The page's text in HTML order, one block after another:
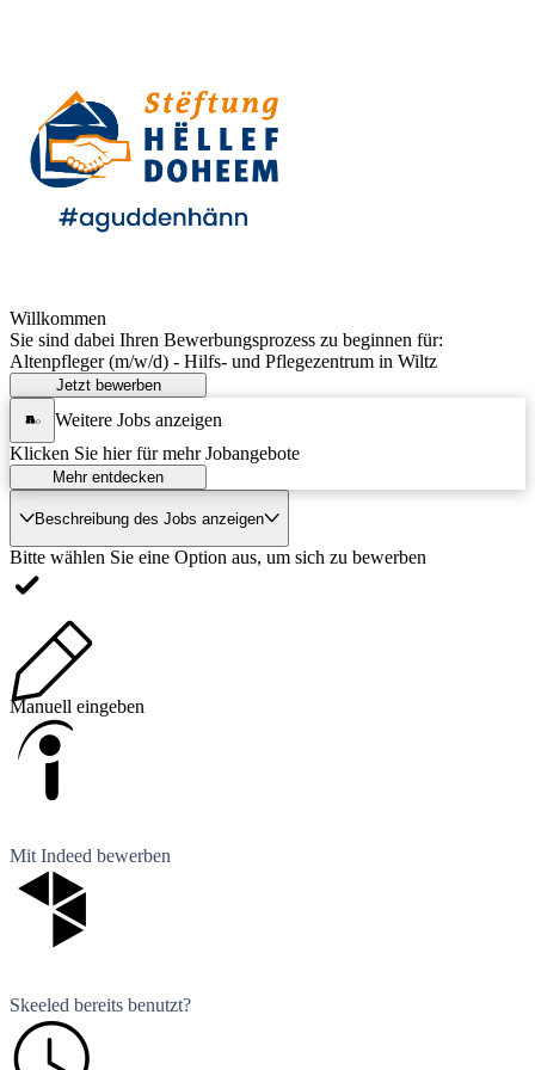
Willkommen
Sie sind dabei Ihren Bewerbungsprozess zu beginnen für:
Altenpfleger (m/w/d) - Hilfs- und Pflegezentrum in Wiltz
Jetzt bewerben
Weitere Jobs anzeigen
Klicken Sie hier für mehr Jobangebote
Mehr entdecken
Beschreibung des Jobs anzeigen
Bitte wählen Sie eine Option aus, um sich zu bewerben
Manuell eingeben
Mit Indeed bewerben
Skeeled bereits benutzt?